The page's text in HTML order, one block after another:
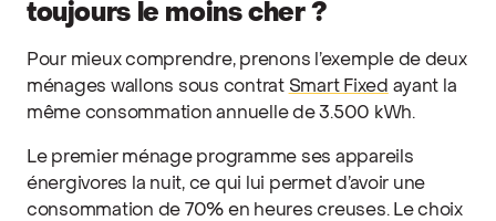
toujours le moins cher ?
Pour mieux comprendre, prenons l’exemple de deux
ménages wallons sous contrat Smart Fixed ayant la
même consommation annuelle de 3.500 kWh.
Le premier ménage programme ses appareils
énergivores la nuit, ce qui lui permet d’avoir une
consommation de 70% en heures creuses. Le choix